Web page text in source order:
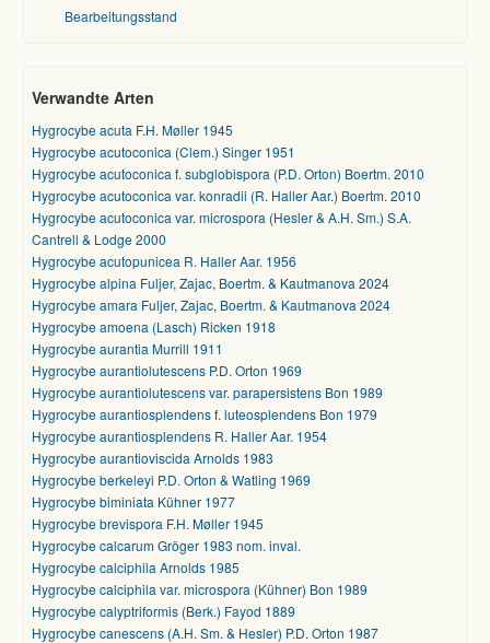
Bearbeitungsstand
Verwandte Arten
Hygrocybe acuta F.H. Møller 1945
Hygrocybe acutoconica (Clem.) Singer 1951
Hygrocybe acutoconica f. subglobispora (P.D. Orton) Boertm. 2010
Hygrocybe acutoconica var. konradii (R. Haller Aar.) Boertm. 2010
Hygrocybe acutoconica var. microspora (Hesler & A.H. Sm.) S.A.
Cantrell & Lodge 2000
Hygrocybe acutopunicea R. Haller Aar. 1956
Hygrocybe alpina Fuljer, Zajac, Boertm. & Kautmanova 2024
Hygrocybe amara Fuljer, Zajac, Boertm. & Kautmanova 2024
Hygrocybe amoena (Lasch) Ricken 1918
Hygrocybe aurantia Murrill 1911
Hygrocybe aurantiolutescens P.D. Orton 1969
Hygrocybe aurantiolutescens var. parapersistens Bon 1989
Hygrocybe aurantiosplendens f. luteosplendens Bon 1979
Hygrocybe aurantiosplendens R. Haller Aar. 1954
Hygrocybe aurantioviscida Arnolds 1983
Hygrocybe berkeleyi P.D. Orton & Watling 1969
Hygrocybe biminiata Kühner 1977
Hygrocybe brevispora F.H. Møller 1945
Hygrocybe calcarum Gröger 1983 nom. inval.
Hygrocybe calciphila Arnolds 1985
Hygrocybe calciphila var. microspora (Kühner) Bon 1989
Hygrocybe calyptriformis (Berk.) Fayod 1889
Hygrocybe canescens (A.H. Sm. & Hesler) P.D. Orton 1987